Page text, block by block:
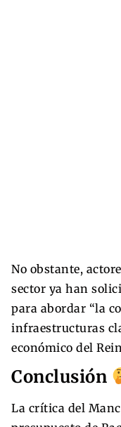
No obstante,
sector ya han
para abordar “la
infraestructuras
económico del
Conclusión
La crítica del